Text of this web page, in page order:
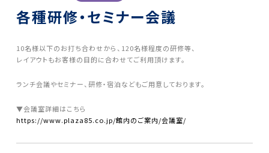
各種研修・セミナー会議
10名様以下のお打ち合わせから、120名様程度の研修等、
レイアウトもお客様の目的に合わせてご利用頂けます。
ランチ会議やセミナー、研修・宿泊などもご用意しております。
▼会議室詳細はこちら
https://www.plaza85.co.jp/館内のご案内/会議室/